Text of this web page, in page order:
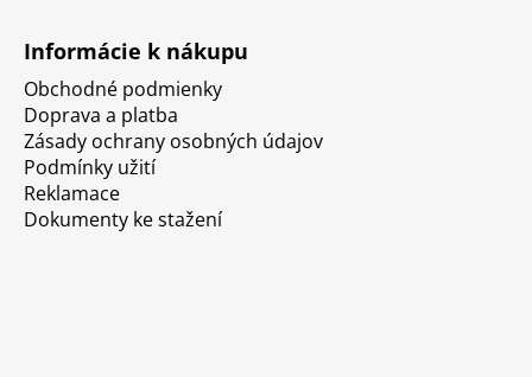
Informácie k nákupu
Obchodné podmienky
Doprava a platba
Zásady ochrany osobných údajov
Podmínky užití
Reklamace
Dokumenty ke stažení